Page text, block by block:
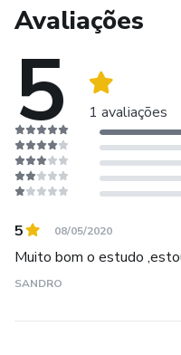
Livros e mais de 5 Cursos.
Avaliações
5 1 avaliações
5 08/05/2020
Muito bom o estudo
SANDRO